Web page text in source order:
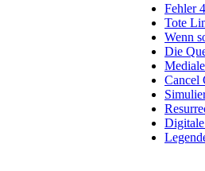
Fehler
Tote
Wenn
Die
Cancel